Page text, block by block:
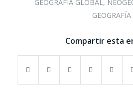
GEOGRAFÍA GLOBAL ,
GEOGRAFÍA
Compartir esta